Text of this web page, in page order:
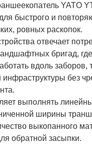
YATO
быстрого и
ровных раскопок.
отвечает
бригад,
вдоль заборов,
без
выполнять
ширины
выкопанного
обратной засыпки.